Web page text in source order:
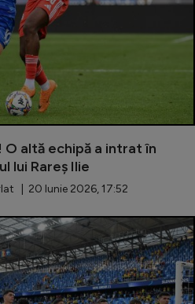
O altă echipă a intrat în
lui Rareș Ilie
| 20 Iunie 2026, 17:52